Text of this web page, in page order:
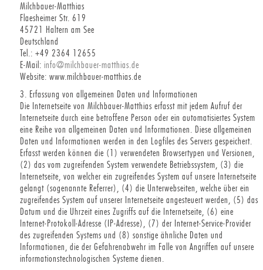
Milchbauer-Matthias
Flaesheimer Str. 619
45721 Haltern am See
Deutschland
Tel.: +49 2364 12655
E-Mail:info@milchbauer-matthias.de
Website: www.milchbauer-matthias.de
3. Erfassung von allgemeinen Daten und Informationen
Die Internetseite von Milchbauer-Matthias erfasst mit jedem Aufruf der
Internetseite durch eine betroffene Person oder ein automatisiertes System
eine Reihe von allgemeinen Daten und Informationen. Diese allgemeinen
Daten und Informationen werden in den Logfiles des Servers gespeichert.
Erfasst werden können die (1) verwendeten Browsertypen und Versionen,
(2) das vom zugreifenden System verwendete Betriebssystem, (3) die
Internetseite, von welcher ein zugreifendes System auf unsere Internetseite
gelangt (sogenannte Referrer), (4) die Unterwebseiten, welche über ein
zugreifendes System auf unserer Internetseite angesteuert werden, (5) das
Datum und die Uhrzeit eines Zugriffs auf die Internetseite, (6) eine
Internet-Protokoll-Adresse (IP-Adresse), (7) der Internet-Service-Provider
des zugreifenden Systems und (8) sonstige ähnliche Daten und
Informationen, die der Gefahrenabwehr im Falle von Angriffen auf unsere
informationstechnologischen Systeme dienen.